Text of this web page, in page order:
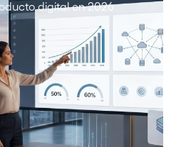
digital en 2026